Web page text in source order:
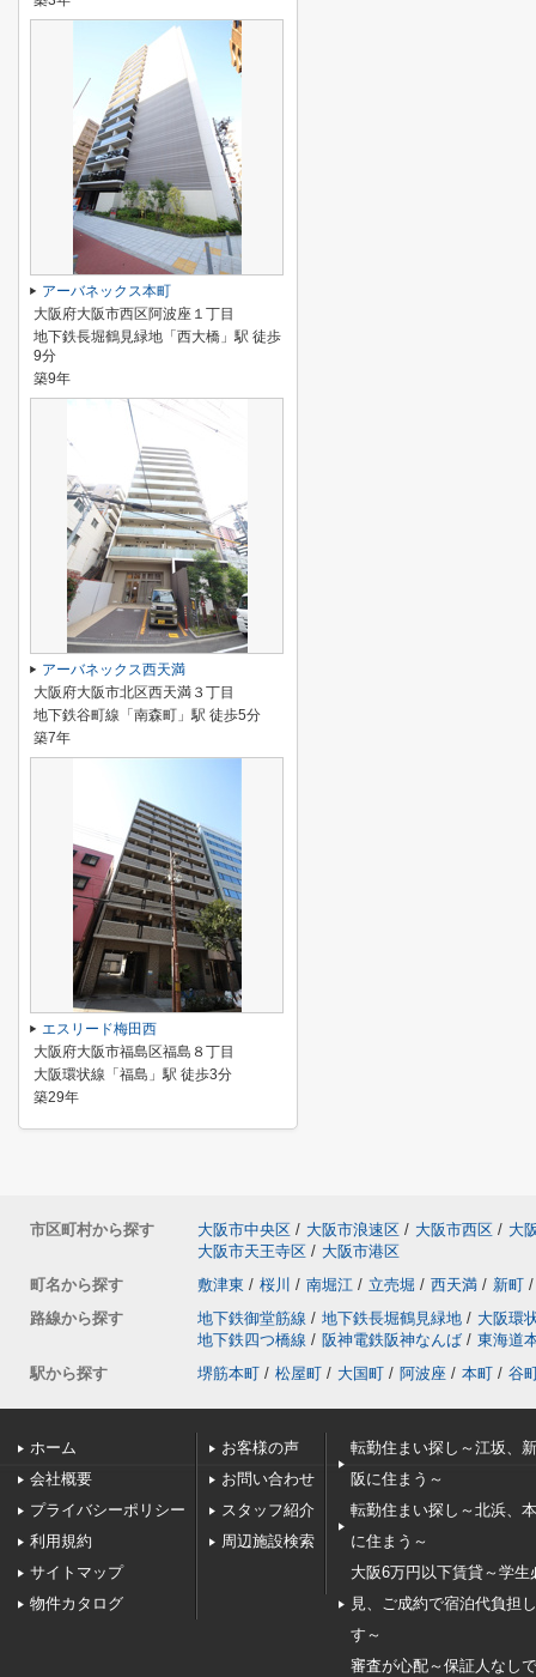
アーバネックス本町
大阪府大阪市西区阿波座１丁目
地下鉄長堀鶴見緑地「西大橋」駅 徒歩
9分
築9年
アーバネックス西天満
大阪府大阪市北区西天満３丁目
地下鉄谷町線「南森町」駅 徒歩5分
築7年
エスリード梅田西
大阪府大阪市福島区福島８丁目
大阪環状線「福島」駅 徒歩3分
築29年
市区町村から探す 大阪市中央区 / 大阪市浪速区 / 大阪市西区 / 大
大阪市天王寺区 / 大阪市港区
町名から探す
敷津東 / 桜川 / 南堀江 / 立売堀 / 西天満 / 新町 /
路線から探す
地下鉄御堂筋線 / 地下鉄長堀鶴見緑地 / 大阪環
地下鉄四つ橋線 / 阪神電鉄阪神なんば / 東海道
駅から探す
堺筋本町 / 松屋町 / 大国町 / 阿波座 / 本町 / 谷
ホーム
会社概要
プライバシーポリシー
利用規約
サイトマップ
物件カタログ
お客様の声
お問い合わせ
スタッフ紹介
周辺施設検索
転勤住まい探し～江坂、
阪に住まう～
転勤住まい探し～北浜、
に住まう～
大阪6万円以下賃貸～学生
見、ご成約で宿泊代負担
す～
審査が心配～保証人なし